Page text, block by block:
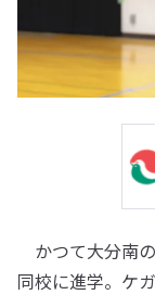
かつて大分南
同校に進学。ケ